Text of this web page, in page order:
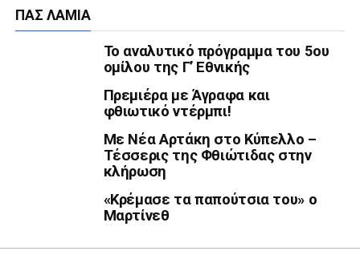
ΠΑΣ ΛΑΜΊΑ
Το αναλυτικό πρόγραμμα του 5ου
ομίλου της Γ’ Εθνικής
Πρεμιέρα με Άγραφα και
φθιωτικό ντέρμπι!
Με Νέα Αρτάκη στο Κύπελλο –
Τέσσερις της Φθιώτιδας στην
κλήρωση
«Κρέμασε τα παπούτσια του» ο
Μαρτίνεθ